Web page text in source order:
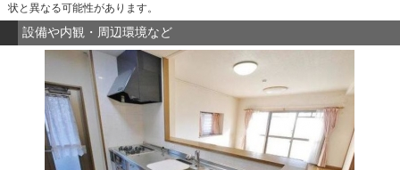
状と異なる可能性があります。
設備や内観・周辺環境など